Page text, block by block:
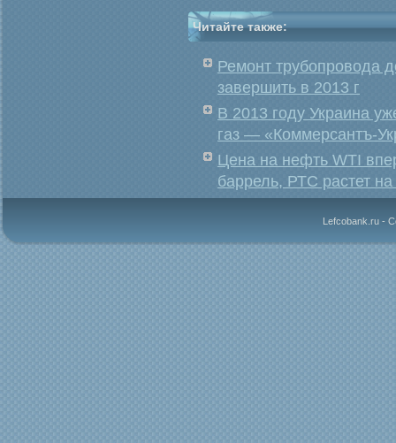
Читайте также:
Ремонт трубопровода
завершить в 2013 г
В 2013 году Украина
газ — «Коммерсантъ-
Цена на нефть WTI
баррель, РТС растет
Lefcobank.ru -